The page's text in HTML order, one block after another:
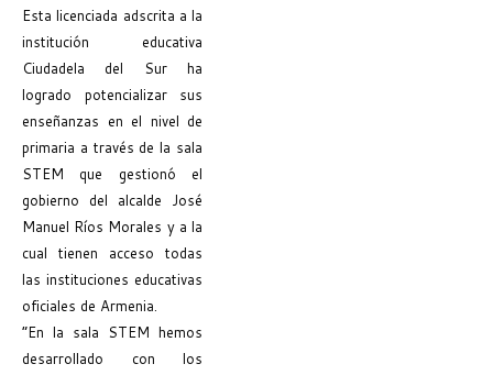
Esta licenciada adscrita a la
institución educativa
Ciudadela del Sur ha
logrado potencializar sus
enseñanzas en el nivel de
primaria a través de la sala
STEM que gestionó el
gobierno del alcalde José
Manuel Ríos Morales y a la
cual tienen acceso todas
las instituciones educativas
oficiales de Armenia.
“En la sala STEM hemos
desarrollado con los